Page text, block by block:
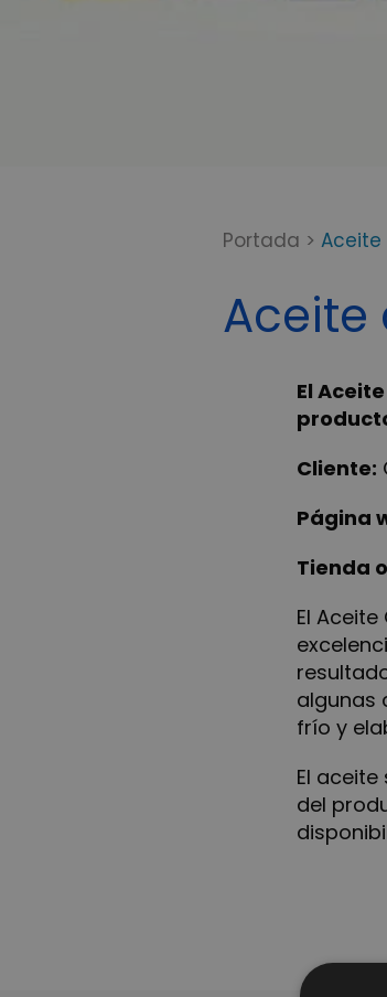
Portada > Aceite
Aceite
El
Cliente:
Página
Tienda
El
algunas
frío y
El
del